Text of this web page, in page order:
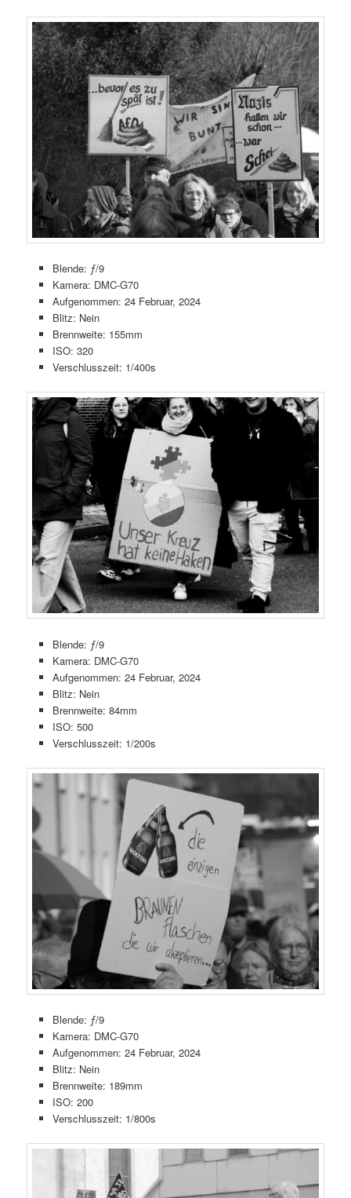
Blende: ƒ/9
Kamera: DMC-G70
Aufgenommen: 24 Februar, 2024
Blitz: Nein
Brennweite: 155mm
ISO: 320
Verschlusszeit: 1/400s
Blende: ƒ/9
Kamera: DMC-G70
Aufgenommen: 24 Februar, 2024
Blitz: Nein
Brennweite: 84mm
ISO: 500
Verschlusszeit: 1/200s
Blende: ƒ/9
Kamera: DMC-G70
Aufgenommen: 24 Februar, 2024
Blitz: Nein
Brennweite: 189mm
ISO: 200
Verschlusszeit: 1/800s